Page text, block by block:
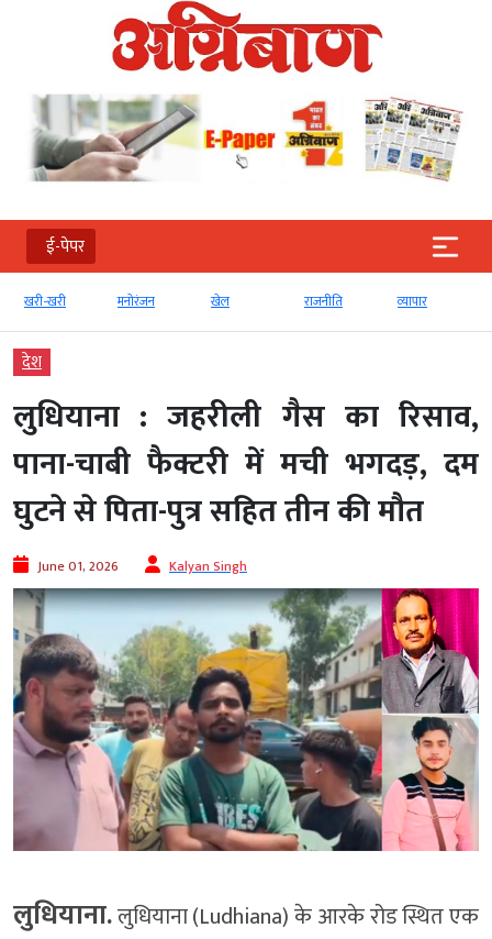
ई-पेपर
खरी-खरी मनोरंजन खेल राजनीति व्‍यापार
देश
लुधियाना : जहरीली गैस का रिसाव,
पाना-चाबी फैक्टरी में मची भगदड़, दम
घुटने से पिता-पुत्र सहित तीन की मौत
June 01, 2026 Kalyan Singh
लुधियाना.लुधियाना (Ludhiana) के आरके रोड स्थित एक